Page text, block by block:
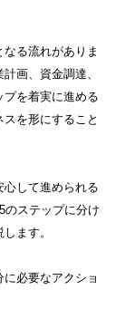
る流れがありま
画、資金調達、
を着実に進める
を形にすること
心して進められる
のステップに分け
ます。
必要なアクショ